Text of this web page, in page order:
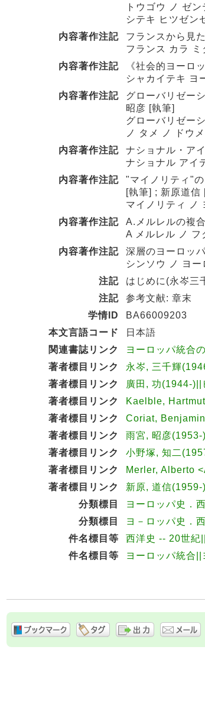
トウゴウ ノ ゼ
シテキ ヒツゼン
内容著作注記
フランスから見
フランス カラ
内容著作注記
《社会的ヨーロ
シャカイテキ ヨ
内容著作注記
グローバリゼー
昭彦 [執筆]
グローバリゼー
ノ タメ ノ ドウメ
内容著作注記
ナショナル・ア
ナショナル アイ
内容著作注記
"マイノリティ"
[執筆] ; 新原道信
マイノリティ ノ
内容著作注記
A.メルレルの複
A メルレル ノ フ
内容著作注記
深層のヨーロッ
シンソウ ノ ヨ
注記
はじめに(永岑三
注記
参考文献: 章末
学情ID
BA66009203
本文言語コード
日本語
関連書誌リンク
ヨーロッパ統合
著者標目リンク
永岑, 三千輝
著者標目リンク
廣田, 功(1944-
著者標目リンク
Kaelble,
著者標目リンク
Coriat,
著者標目リンク
雨宮, 昭彦
著者標目リンク
小野塚, 知二
著者標目リンク
Merler, Alberto
著者標目リンク
新原, 道信
分類標目
ヨーロッパ史．
分類標目
ヨ－ロッパ史．
件名標目等
西洋史 -- 20世紀
件名標目等
ヨーロッパ統合||